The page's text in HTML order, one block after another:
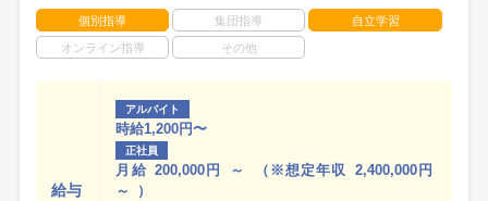
個別指導 集団指導 自立学習
オンライン指導 その他
給与
アルバイト
時給1,200円〜
正社員
月給 200,000円 ～ （※想定年収 2,400,000円
～ ）